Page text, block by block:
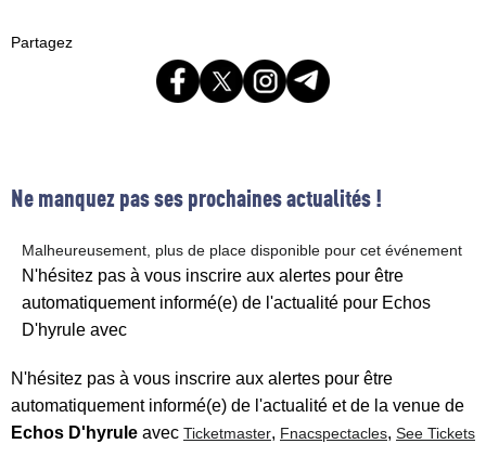
Partagez
Ne manquez pas ses prochaines actualités !
Malheureusement, plus de place disponible pour cet événement
N'hésitez pas à vous inscrire aux alertes pour être
automatiquement informé(e) de l'actualité pour Echos
D'hyrule avec
N'hésitez pas à vous inscrire aux alertes pour être
automatiquement informé(e) de l'actualité et de la venue de
Echos D'hyrule avec Ticketmaster, Fnacspectacles, See Tickets